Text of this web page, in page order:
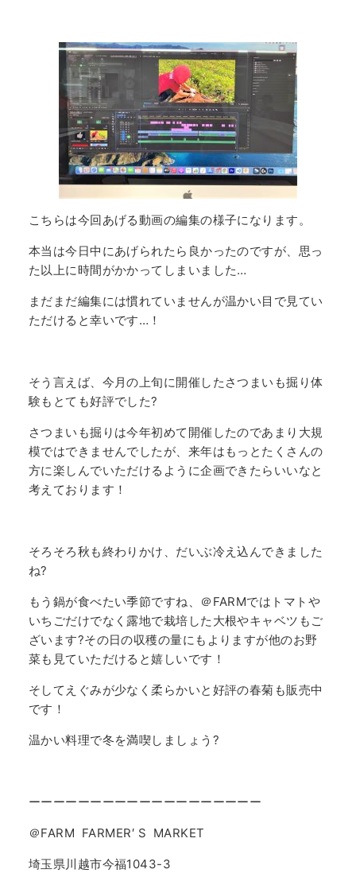
こちらは今回あげる動画の編集の様子になります。
本当は今日中にあげられたら良かったのですが、思っ
た以上に時間がかかってしまいました…
まだまだ編集には慣れていませんが温かい目で見てい
ただけると幸いです…！
そう言えば、今月の上旬に開催したさつまいも掘り体
験もとても好評でした?
さつまいも掘りは今年初めて開催したのであまり大規
模ではできませんでしたが、来年はもっとたくさんの
方に楽しんでいただけるように企画できたらいいなと
考えております！
そろそろ秋も終わりかけ、だいぶ冷え込んできました
ね?
もう鍋が食べたい季節ですね、＠FARMではトマトや
いちごだけでなく露地で栽培した大根やキャベツもご
ざいます?その日の収穫の量にもよりますが他のお野
菜も見ていただけると嬉しいです！
そしてえぐみが少なく柔らかいと好評の春菊も販売中
です！
温かい料理で冬を満喫しましょう?
ーーーーーーーーーーーーーーーーーーー
＠FARM FARMER′ S MARKET
埼玉県川越市今福1043-3